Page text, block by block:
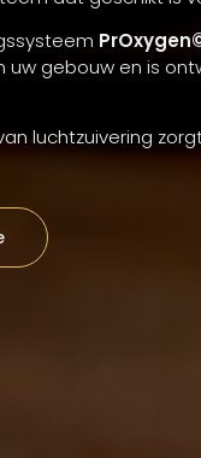
uw gebouw en is
luchtzuivering